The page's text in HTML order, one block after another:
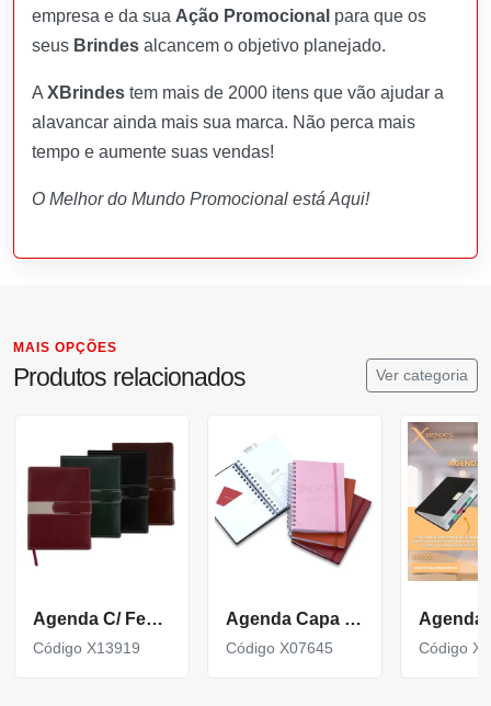
empresa e da sua Ação Promocional para que os
seus Brindes alcancem o objetivo planejado.
A XBrindes tem mais de 2000 itens que vão ajudar a
alavancar ainda mais sua marca. Não perca mais
tempo e aumente suas vendas!
O Melhor do Mundo Promocional está Aqui!
MAIS OPÇÕES
Produtos relacionados Ver categoria
Agenda C/ Fecho E Suport P/ Caneta (Mult. De 10)
Código X13919
Agenda Capa Plástica
Código X07645 Código